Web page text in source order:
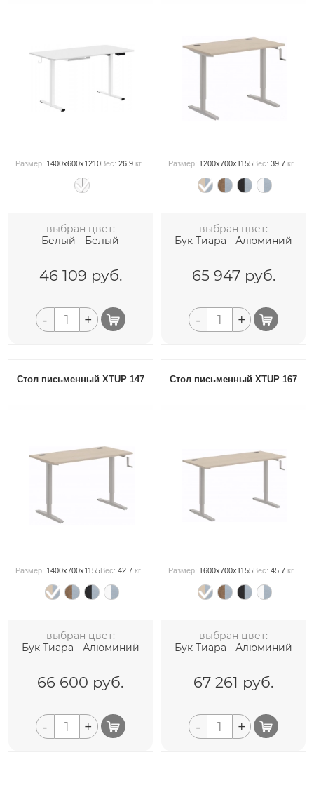
Размер: 1400x600x1210Вес:26.9 кг
выбран цвет:
Белый - Белый
46 109 руб.
- +
Размер: 1200x700x1155Вес:39.7 кг
выбран цвет:
Бук Тиара - Алюминий
65 947руб.
- +
Стол письменный XTUP 147
Размер: 1400x700x1155Вес:42.7 кг
выбран цвет:
Бук Тиара - Алюминий
66 600 руб.
- +
Стол письменный XTUP 167
Размер: 1600x700x1155Вес:45.7 кг
выбран цвет:
Бук Тиара - Алюминий
67 261 руб.
- +